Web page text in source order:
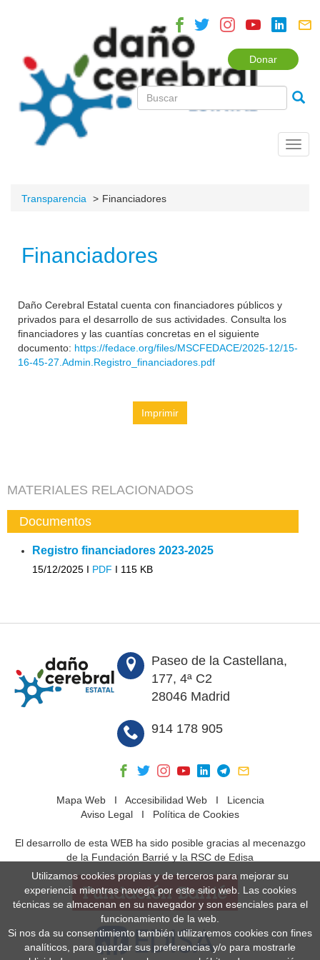
Donar
Transparencia Financiadores
Financiadores
Daño Cerebral Estatal cuenta con financiadores públicos y
privados para el desarrollo de sus actividades. Consulta los
financiadores y las cuantías concretas en el siguiente
documento: https://fedace.org/files/MSCFEDACE/2025-12/15-
16-45-27.Admin.Registro_financiadores.pdf
Imprimir
MATERIALES RELACIONADOS
Documentos
Registro financiadores 2023-2025
15/12/2025 I PDF I 115 KB
Paseo de la Castellana,
177, 4ª C2
28046 Madrid
914 178 905
Mapa WebI Accesibilidad WebI Licencia
Aviso Legal I Política de Cookies
El desarrollo de esta WEB ha sido posible gracias al mecenazgo
de la Fundación Barrié y la RSC de Edisa
Utilizamos cookies propias y de terceros para mejorar su
experiencia mientras navega por este sitio web. Las cookies
técnicas se almacenan en su navegador y son esenciales para el
funcionamiento de la web.
Si nos da su consentimiento también utilizaremos cookies con fines
analíticos, para guardar sus preferencias y/o para mostrarle